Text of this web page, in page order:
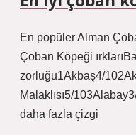
En popüler Alman
Çoban Köpeği
zorluğu1Akbaş4/
Malaklısı5/
daha fazla çizgi